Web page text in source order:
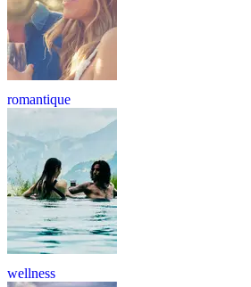
romantique
wellness